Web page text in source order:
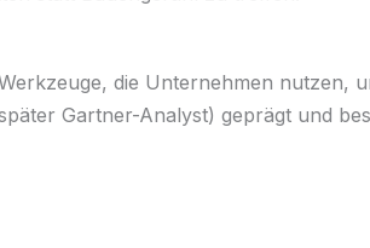
die Unternehmen nutzen,
Gartner-Analyst) geprägt und